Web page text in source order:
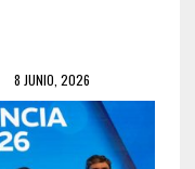
8 JUNIO, 2026